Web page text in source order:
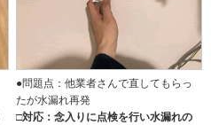
●問題点：他業者さんで直してもらっ
たが水漏れ再発
□対応：念入りに点検を行い水漏れの